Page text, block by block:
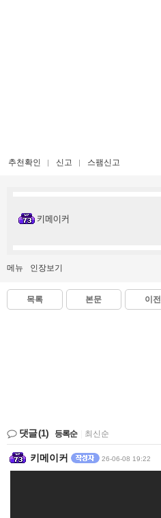
추천확인 신고 스팸신고
키메이커
메뉴 인장보기
목록 본문 이전
댓글(1) 등록순 최신순
키메이커 26-06-08 19:22